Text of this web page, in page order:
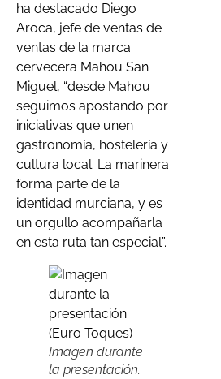
ha destacado Diego
Aroca, jefe de ventas de
ventas de la marca
cervecera Mahou San
Miguel, “desde Mahou
seguimos apostando por
iniciativas que unen
gastronomía, hostelería y
cultura local. La marinera
forma parte de la
identidad murciana, y es
un orgullo acompañarla
en esta ruta tan especial”.
Imagen durante
la presentación.